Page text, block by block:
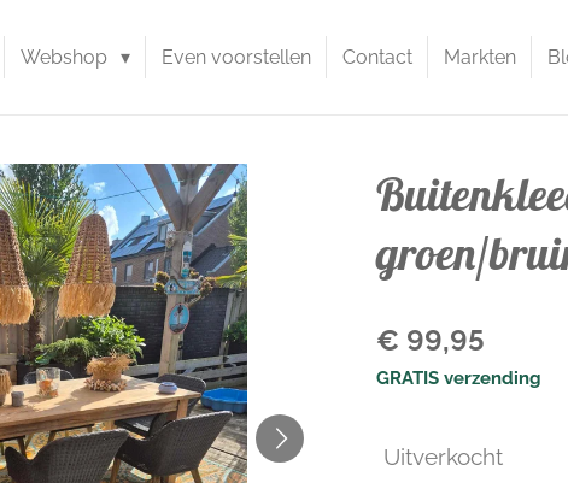
Webshop Even voorstellen Contact Markten
groen/
€ 99,95
GRATIS verzending
Uitverkocht